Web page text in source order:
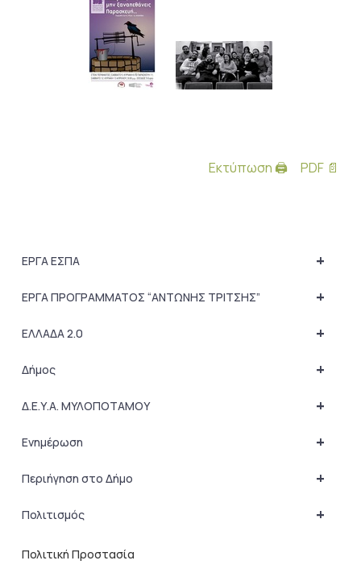
Εκτύπωση 🖨 PDF 📄
+
ΕΡΓΑ ΕΣΠΑ
+
ΕΡΓΑ ΠΡΟΓΡΑΜΜΑΤΟΣ “ΑΝΤΩΝΗΣ ΤΡΙΤΣΗΣ”
+
ΕΛΛΑΔΑ 2.0
+
Δήμος
+
Δ.Ε.Υ.Α. ΜΥΛΟΠΟΤΑΜΟΥ
+
Ενημέρωση
+
Περιήγηση στο Δήμο
+
Πολιτισμός
Πολιτική Προστασία